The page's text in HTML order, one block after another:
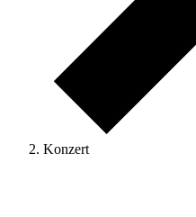
Konzert